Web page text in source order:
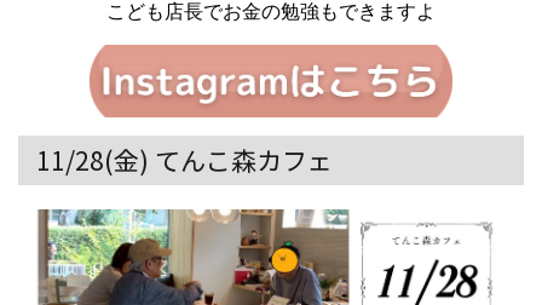
こども店長でお金の勉強もできますよ
11/28(金) てんこ森カフェ